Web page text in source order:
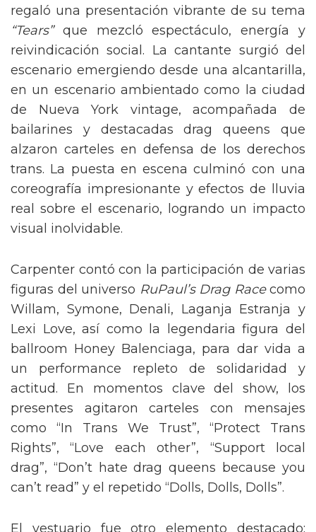
regaló una presentación vibrante de su tema
“Tears”que mezcló espectáculo, energía y
reivindicación social. La cantante surgió del
escenario emergiendo desde una alcantarilla,
en un escenario ambientado como la ciudad
de Nueva York vintage, acompañada de
bailarines y destacadas drag queens que
alzaron carteles en defensa de los derechos
trans. La puesta en escena culminó con una
coreografía impresionante y efectos de lluvia
real sobre el escenario, logrando un impacto
visual inolvidable.
Carpenter contó con la participación de varias
figuras del universo RuPaul’s Drag Racecomo
Willam, Symone, Denali, Laganja Estranja y
Lexi Love, así como la legendaria figura del
ballroom Honey Balenciaga, para dar vida a
un performance repleto de solidaridad y
actitud. En momentos clave del show, los
presentes agitaron carteles con mensajes
como “In Trans We Trust”, “Protect Trans
Rights”, “Love each other”, “Support local
drag”, “Don’t hate drag queens because you
can’t read” y el repetido “Dolls, Dolls, Dolls”.
El vestuario fue otro elemento destacado: